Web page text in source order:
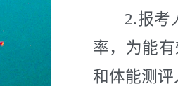
2.报考
率，为能
和体能测评